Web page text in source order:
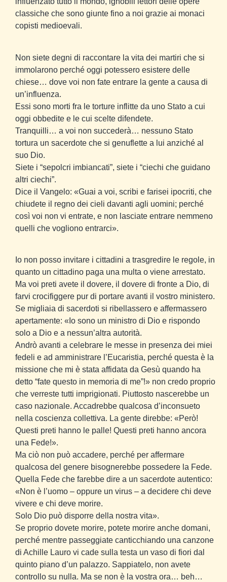
classiche che sono giunte fino a noi grazie ai monaci
copisti medioevali.
Non siete degni di raccontare la vita dei martiri che si
immolarono perché oggi potessero esistere delle
chiese… dove voi non fate entrare la gente a causa di
un’influenza.
Essi sono morti fra le torture inflitte da uno Stato a cui
oggi obbedite e le cui scelte difendete.
Tranquilli… a voi non succederà… nessuno Stato
tortura un sacerdote che si genuflette a lui anziché al
suo Dio.
Siete i “sepolcri imbiancati”, siete i “ciechi che guidano
altri ciechi”.
Dice il Vangelo: «Guai a voi, scribi e farisei ipocriti, che
chiudete il regno dei cieli davanti agli uomini; perché
così voi non vi entrate, e non lasciate entrare nemmeno
quelli che vogliono entrarci».
Io non posso invitare i cittadini a trasgredire le regole, in
quanto un cittadino paga una multa o viene arrestato.
Ma voi preti avete il dovere, il dovere di fronte a Dio, di
farvi crocifiggere pur di portare avanti il vostro ministero.
Se migliaia di sacerdoti si ribellassero e affermassero
apertamente: «Io sono un ministro di Dio e rispondo
solo a Dio e a nessun’altra autorità.
Andrò avanti a celebrare le messe in presenza dei miei
fedeli e ad amministrare l’Eucaristia, perché questa è la
missione che mi è stata affidata da Gesù quando ha
detto “fate questo in memoria di me”!» non credo proprio
che verreste tutti imprigionati. Piuttosto nascerebbe un
caso nazionale. Accadrebbe qualcosa d’inconsueto
nella coscienza collettiva. La gente direbbe: «Però!
Questi preti hanno le palle! Questi preti hanno ancora
una Fede!».
Ma ciò non può accadere, perché per affermare
qualcosa del genere bisognerebbe possedere la Fede.
Quella Fede che farebbe dire a un sacerdote autentico:
«Non è l’uomo – oppure un virus – a decidere chi deve
vivere e chi deve morire.
Solo Dio può disporre della nostra vita».
Se proprio dovete morire, potete morire anche domani,
perché mentre passeggiate canticchiando una canzone
di Achille Lauro vi cade sulla testa un vaso di fiori dal
quinto piano d’un palazzo. Sappiatelo, non avete
controllo su nulla. Ma se non è la vostra ora… beh…